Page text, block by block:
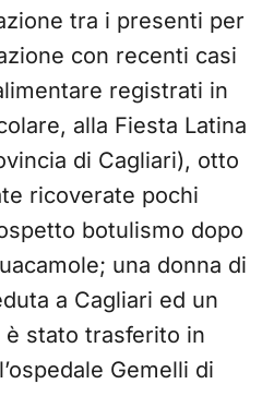
tra i presenti per
con recenti casi
registrati in
alla Fiesta Latina
di Cagliari), otto
ricoverate pochi
botulismo dopo
una donna di
a Cagliari ed un
è stato trasferito in
Gemelli di